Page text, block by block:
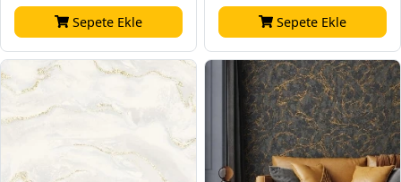
Sepete Ekle Sepete Ekle